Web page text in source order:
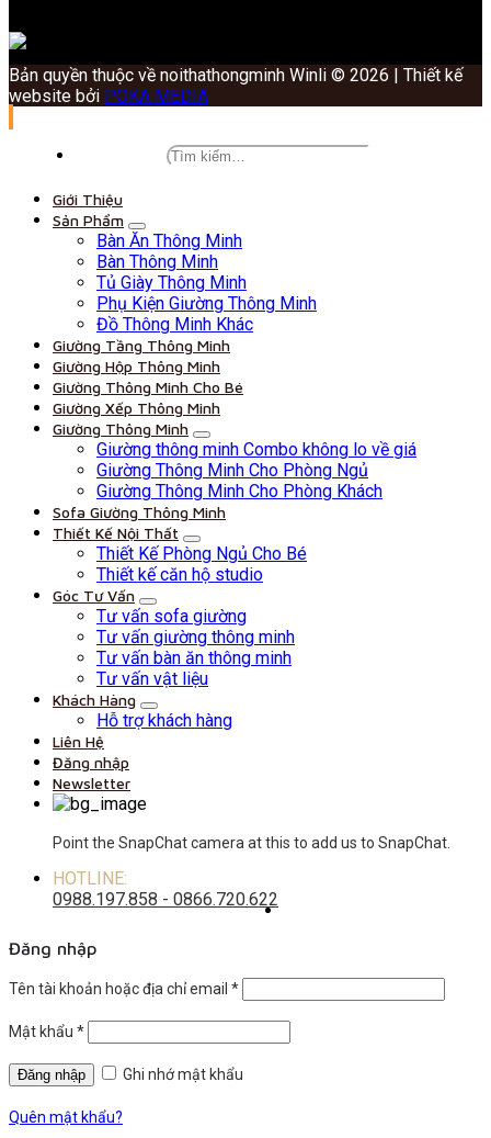
Bản quyền thuộc về noithathongminh Winli © 2026 | Thiết kế
website bởi POKA MEDIA
Giới Thiệu
Sản Phẩm
Bàn Ăn Thông Minh
Bàn Thông Minh
Tủ Giày Thông Minh
Phụ Kiện Giường Thông Minh
Đồ Thông Minh Khác
Giường Tầng Thông Minh
Giường Hộp Thông Minh
Giường Thông Minh Cho Bé
Giường Xếp Thông Minh
Giường Thông Minh
Giường thông minh Combo không lo về giá
Giường Thông Minh Cho Phòng Ngủ
Giường Thông Minh Cho Phòng Khách
Sofa Giường Thông Minh
Thiết Kế Nội Thất
Thiết Kế Phòng Ngủ Cho Bé
Thiết kế căn hộ studio
Góc Tư Vấn
Tư vấn sofa giường
Tư vấn giường thông minh
Tư vấn bàn ăn thông minh
Tư vấn vật liệu
Khách Hàng
Hỗ trợ khách hàng
Liên Hệ
Đăng nhập
Newsletter
Point the SnapChat camera at this to add us to SnapChat.
HOTLINE:
0988.197.858 - 0866.720.622
Đăng nhập
Tên tài khoản hoặc địa chỉ email *
Mật khẩu *
Ghi nhớ mật khẩu
Quên mật khẩu?